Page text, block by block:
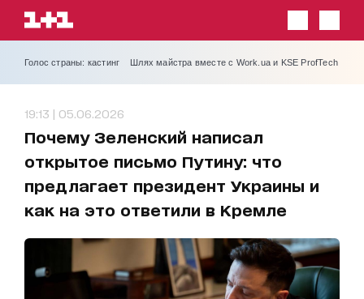
Голос страны: кастинг Шлях майстра вместе с Work.ua и KSE ProfTech
19:13 | 05.06.2026
Почему Зеленский написал
открытое письмо Путину: что
предлагает президент Украины и
как на это ответили в Кремле